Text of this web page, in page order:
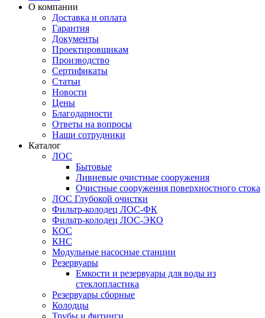
О компании
Доставка и оплата
Гарантия
Документы
Проектировщикам
Производство
Сертификаты
Статьи
Новости
Цены
Благодарности
Ответы на вопросы
Наши сотрудники
Каталог
ЛОС
Бытовые
Ливневые очистные сооружения
Очистные сооружения поверхностного стока
ЛОС Глубокой очистки
Фильтр-колодец ЛОС-ФК
Фильтр-колодец ЛОС-ЭКО
КОС
КНС
Модульные насосные станции
Резервуары
Емкости и резервуары для воды из
стеклопластика
Резервуары сборные
Колодцы
Трубы и фитинги